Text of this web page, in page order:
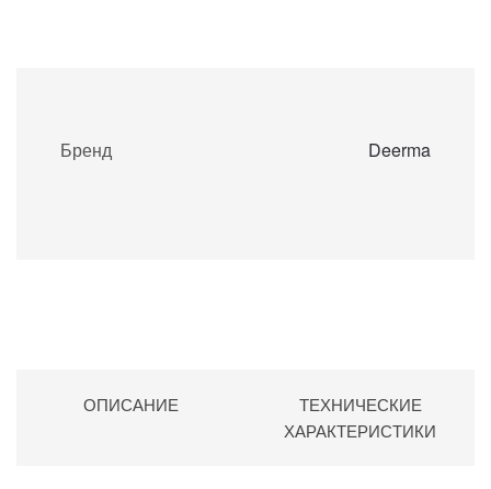
Бренд Deerma
ОПИСАНИЕ
ТЕХНИЧЕСКИЕ
ХАРАКТЕРИСТИКИ